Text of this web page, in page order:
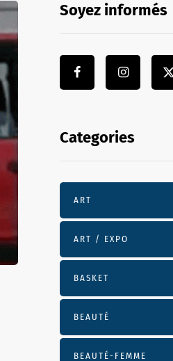
Soyez informés
Categories
ART
ART / EXPO
BASKET
BEAUTÉ
BEAUTÉ-FEMME